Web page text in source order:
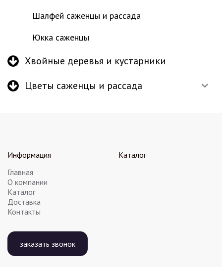
Шалфей саженцы и рассада
Юкка саженцы
Хвойные деревья и кустарники
Цветы саженцы и рассада
Информация
Главная
О компании
Каталог
Доставка
Контакты
Каталог
заказать звонок